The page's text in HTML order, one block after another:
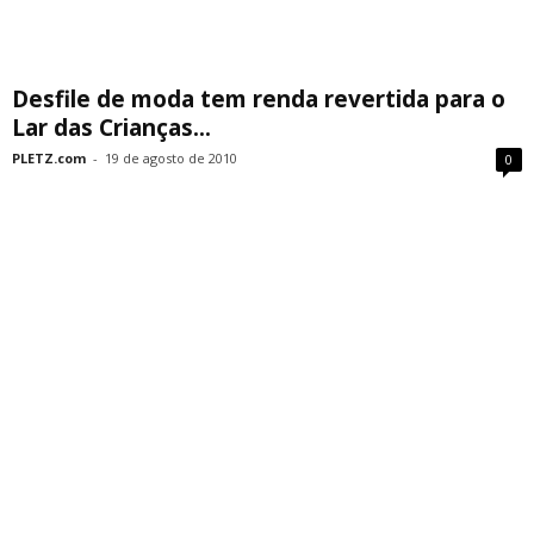
Desfile de moda tem renda revertida para o
Lar das Crianças...
PLETZ.com - 19 de agosto de 2010 0